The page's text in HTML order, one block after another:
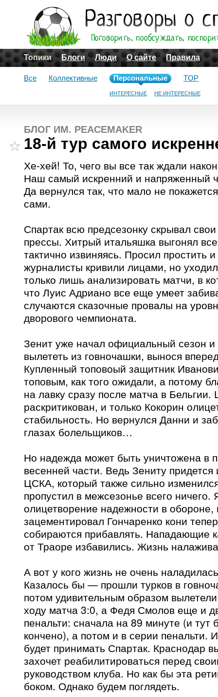
Топики Блоги Люди О сайте Правила
Все Коллективные Персональные
ИНТЕРЕСНЫЕ НЕ ИНТЕРЕСНЫЕ
TOP
БЛОГ ИМ. PEACEMAKER
18-й тур самого
Хе-хей! То, чего вы все так ждали
Наш самый искренний и напряженный
Да вернулся так, что мало не
сами.
Спартак всю предсезонку скрывал
прессы. Хитрый итальяшка выгонял
тактично извиняясь. Просил простить
журналисты кривили лицами, но
только лишь анализировать матчи, в
что Луис Адриано все еще умеет
случаются сказочные провалы на
дворового чемпионата.
Зенит уже начал официальный сезон и
вылететь из говночашки, вынося
Купленный топовоый защитник
топовым, как того ожидали, а потому
на лавку сразу после матча в
раскритикован, и только Кокорин
стабильность. Но вернулся Данни и
глазах болельщиков…
Но надежда может быть уничтожена в
весенней части. Ведь Зениту придется
ЦСКА, который также сильно
пропустил в межсезонье всего ничего.
олицетворение надежности в
зацементировал Гончаренко кони
собираются прибавлять. Нападающие
от Траоре избавились. Жизнь
А вот у кого жизнь не очень
Казалось бы — прошли турков в
потом удивительным образом
ходу матча 3:0, а Федя Смолов еще и
пенальти: сначала на 89 минуте (и тут
кончено), а потом и в серии пенальти.
будет принимать Спартак. Краснодар
захочет реабилитироваться перед
руководством клуба. Но как бы эта
боком. Однако будем поглядеть.